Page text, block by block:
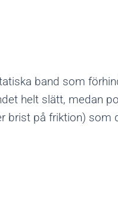
band som
helt slätt, medan
brist på friktion) som